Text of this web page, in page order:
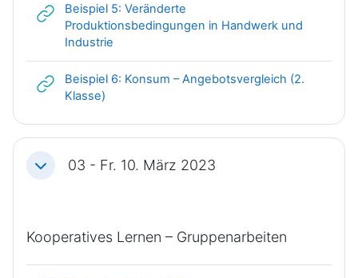
Beispiel 5: Veränderte
Produktionsbedingungen in Handwerk und
Industrie
Beispiel 6: Konsum – Angebotsvergleich (2.
Klasse)
Einklappen03 - Fr. 10. März 2023
Kooperatives Lernen – Gruppenarbeiten